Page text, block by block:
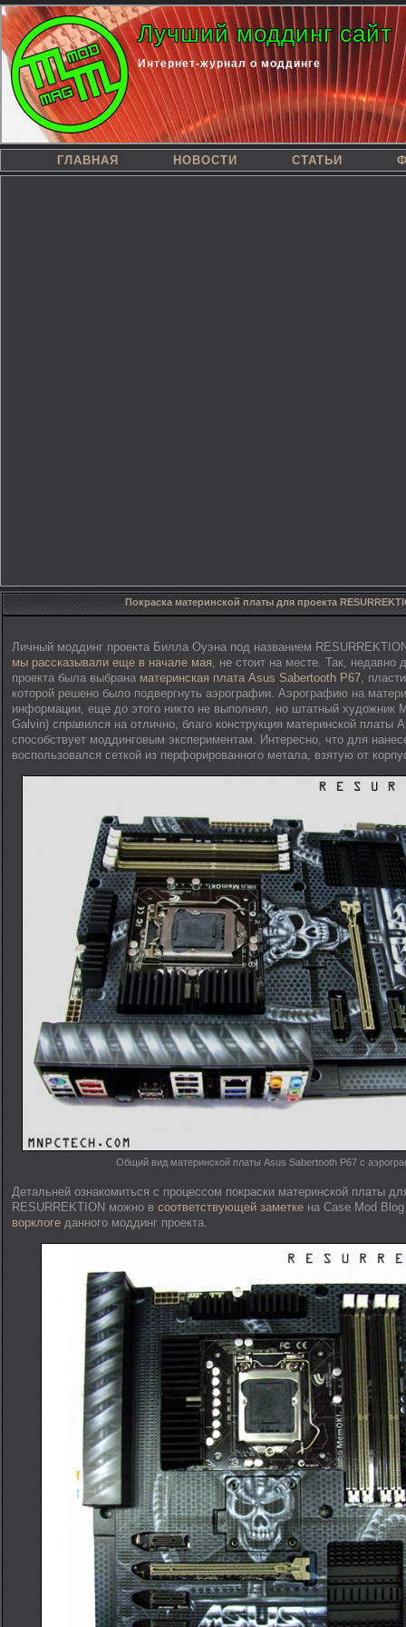
Лучший моддинг сайт
Интернет-журнал о моддинге
ГЛАВНАЯ НОВОСТИ СТАТЬИ
Покраска материнской платы для проекта
Личный моддинг проекта Билла Оуэна под названием
мы рассказывали еще в начале мая, не стоит на месте. Так, недавно
проекта была выбрана материнская плата Asus Sabertooth P67,
которой решено было подвергнуть аэрографии. Аэрографию на
информации, еще до этого никто не выполнял, но штатный художник
Galvin) справился на отлично, благо конструкция материнской платы
способствует моддинговым экспериментам. Интересно, что для
воспользовался сеткой из перфорированного метала, взятую от
Общий вид материнской платы Asus Sabertooth P67 с
Детальней ознакомиться с процессом покраски материнской платы
RESURREKTION можно в соответствующей заметке на Case Mod
ворклоге данного моддинг проекта.